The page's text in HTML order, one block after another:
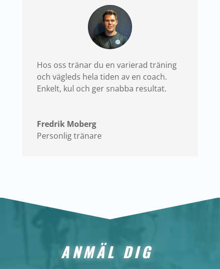
Hos oss tränar du en varierad träning
och vägleds hela tiden av en coach.
Enkelt, kul och ger snabba resultat.
Fredrik Moberg
Personlig tränare
ANMÄL DIG